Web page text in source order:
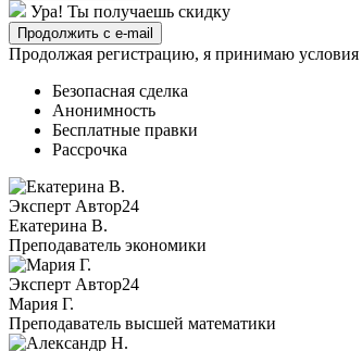
Ура! Ты получаешь скидку
Продолжить с e-mail
Продолжая регистрацию, я принимаю условия
Безопасная сделка
Анонимность
Бесплатные правки
Рассрочка
Эксперт Автор24
Екатерина B.
Преподаватель экономики
Эксперт Автор24
Мария Г.
Преподаватель высшей математики